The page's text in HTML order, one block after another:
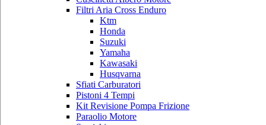
Filtri Aria Cross Enduro
Ktm
Honda
Suzuki
Yamaha
Kawasaki
Husqvarna
Sfiati Carburatori
Pistoni 4 Tempi
Kit Revisione Pompa Frizione
Paraolio Motore